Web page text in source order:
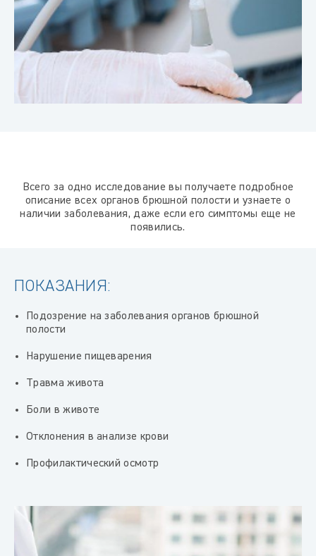
Всего за одно исследование вы получаете подробное
описание всех органов брюшной полости и узнаете о
наличии заболевания, даже если его симптомы еще не
появились.
ПОКАЗАНИЯ:
Подозрение на заболевания органов брюшной
полости
Нарушение пищеварения
Травма живота
Боли в животе
Отклонения в анализе крови
Профилактический осмотр